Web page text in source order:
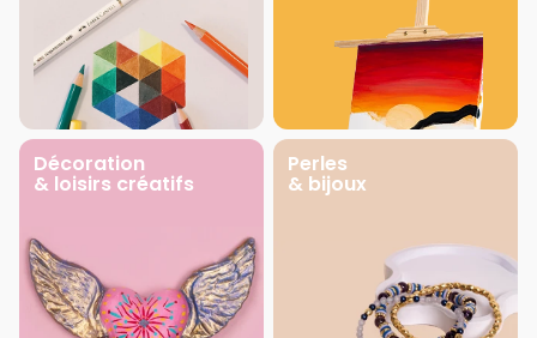
Décoration
& loisirs créatifs
Perles
& bijoux